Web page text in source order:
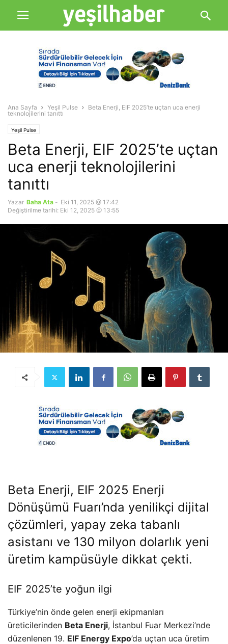
Ana Sayfa Yeşil Pulse
Beta Enerji, EIF 2025’te uçtan uca enerji
teknolojilerini tanıttı
Yeşil Pulse
Beta Enerji, EIF 2025’te uçtan
uca enerji teknolojilerini
tanıttı
Yazar Baha Ata - Eki 11, 2025 @ 17:42
Değiştirilme tarihi: Eki 12, 2025 @ 13:55
Beta Enerji, EIF 2025 Enerji
Dönüşümü Fuarı’nda yenilikçi dijital
çözümleri, yapay zeka tabanlı
asistanı ve 130 milyon dolarlık yeni
üretim kampüsüyle dikkat çekti.
EIF 2025’te yoğun ilgi
Türkiye’nin önde gelen enerji ekipmanları
üreticilerinden Beta Enerji, İstanbul Fuar Merkezi’nde
düzenlenen 19. EIF Energy Expo’da uçtan uca üretim